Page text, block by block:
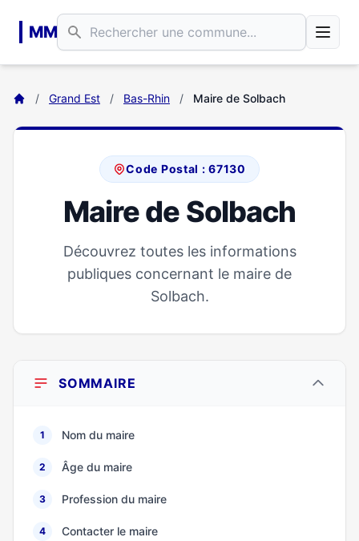
MM
/ Grand Est / Bas-Rhin / Maire de Solbach
Code Postal : 67130
Maire de Solbach
Découvrez toutes les informations
publiques concernant le maire de
Solbach.
SOMMAIRE
1 Nom du maire
2 Âge du maire
3 Profession du maire
4 Contacter le maire